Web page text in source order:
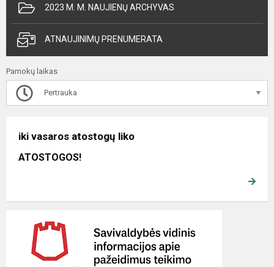
2023 M. M. NAUJIENŲ ARCHYVAS
ATNAUJINIMŲ PRENUMERATA
Pamokų laikas
Pertrauka
iki vasaros atostogų liko
ATOSTOGOS!